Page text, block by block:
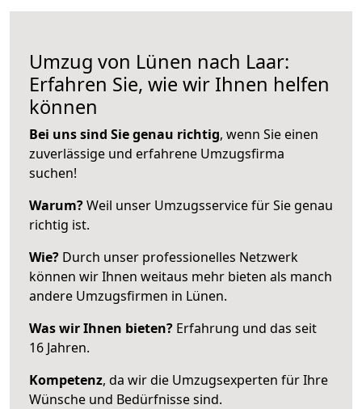
Umzug von Lünen nach Laar:
Erfahren Sie, wie wir Ihnen helfen
können
Bei uns sind Sie genau richtig, wenn Sie einen
zuverlässige und erfahrene Umzugsfirma
suchen!
Warum?Weil unser Umzugsservice für Sie genau
richtig ist.
Wie? Durch unser professionelles Netzwerk
können wir Ihnen weitaus mehr bieten als manch
andere Umzugsfirmen in Lünen.
Was wir Ihnen bieten? Erfahrung und das seit
16 Jahren.
Kompetenz, da wir die Umzugsexperten für Ihre
Wünsche und Bedürfnisse sind.